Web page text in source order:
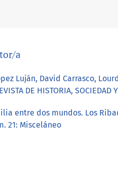
a
Luján, David Carrasco,
DE HISTORIA,
entre dos mundos. Los
21: Misceláneo